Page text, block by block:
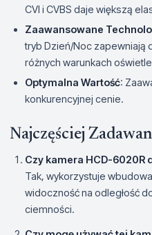
CVI i CVBS daje większą
Zaawansowane
tryb Dzień/Noc zapewniają
różnych warunkach
Optymalna Wartość:
konkurencyjnej cenie.
Najczęściej
Czy kamera HCD-6020R
Tak, wykorzystuje
widoczność na odległość
ciemności.